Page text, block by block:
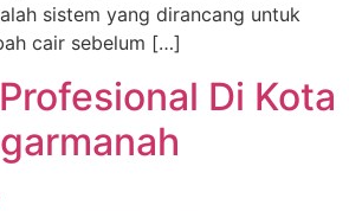
sistem yang dirancang untuk
cair sebelum […]
Di Kota